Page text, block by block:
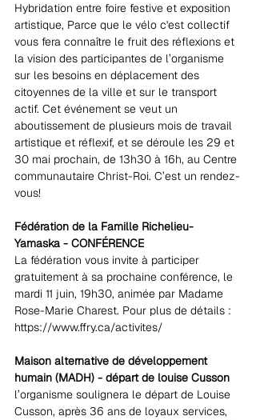
Hybridation entre foire festive et exposition
artistique, Parce que le vélo c'est collectif
vous fera connaître le fruit des réflexions et
la vision des participantes de l’organisme
sur les besoins en déplacement des
citoyennes de la ville et sur le transport
actif. Cet événement se veut un
aboutissement de plusieurs mois de travail
artistique et réflexif, et se déroule les 29 et
30 mai prochain, de 13h30 à 16h, au Centre
communautaire Christ-Roi. C’est un rendez-
vous!
Fédération de la Famille Richelieu-
Yamaska - CONFÉRENCE
La fédération vous invite à participer
gratuitement à sa prochaine conférence, le
mardi 11 juin, 19h30, animée par Madame
Rose-Marie Charest. Pour plus de détails :
https://www.ffry.ca/activites/
Maison alternative de développement
humain (MADH) - départ de louise Cusson
l’organisme soulignera le départ de Louise
Cusson, après 36 ans de loyaux services,